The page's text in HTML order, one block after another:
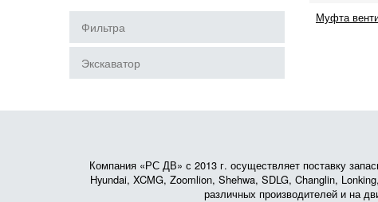
Муфта
Фильтра
Экскаватор
Компания «РС ДВ» с 2013 г. осуществляет поставку
Hyundai, XCMG, Zoomlion, Shehwa, SDLG, Changlin,
различных производителей и на